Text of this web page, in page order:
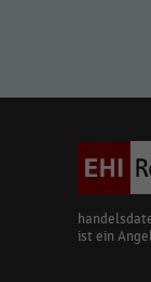
ist ein